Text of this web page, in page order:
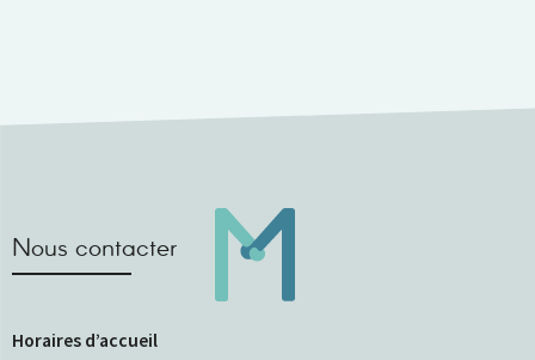
Nous contacter
Horaires d’accueil